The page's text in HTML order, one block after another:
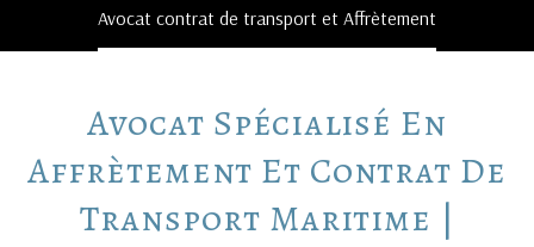
Avocat contrat de transport et Affrètement
Avocat Spécialisé En
Affrètement Et Contrat De
Transport Maritime |